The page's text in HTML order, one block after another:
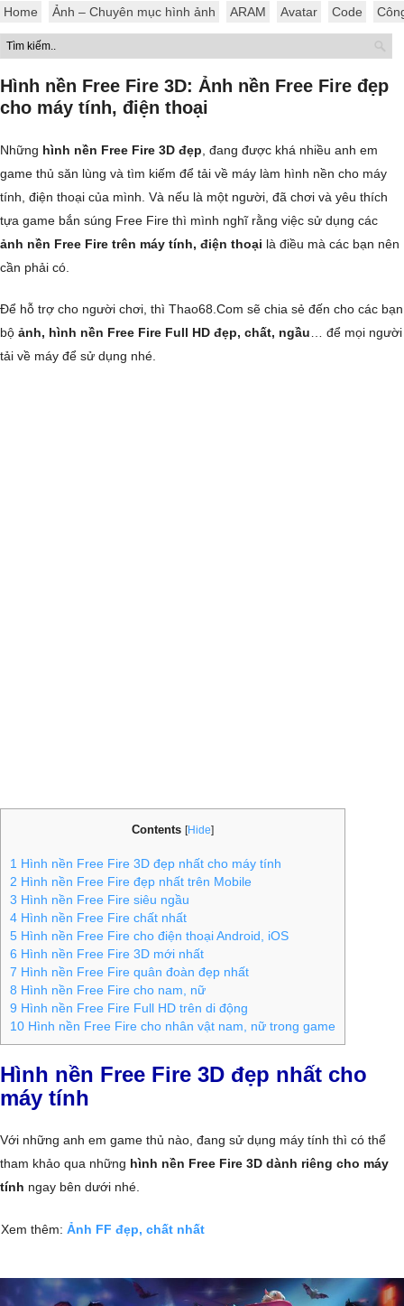
Home Ảnh – Chuyên mục hình ảnh ARAM Avatar Code
Hình nền Free Fire 3D: Ảnh nền Free Fire đẹp
cho máy tính, điện thoại
Những hình nền Free Fire 3D đẹp , đang được khá nhiều anh em
game thủ săn lùng và tìm kiếm để tải về máy làm hình nền cho máy
tính, điện thoại của mình. Và nếu là một người, đã chơi và yêu thích
tựa game bắn súng Free Fire thì mình nghĩ rằng việc sử dụng các
ảnh nền Free Fire trên máy tính, điện thoại là điều mà các bạn nên
cần phải có.
Để hỗ trợ cho người chơi, thì Thao68.Com sẽ chia sẻ đến cho các bạn
bộ ảnh, hình nền Free Fire Full HD đẹp, chất, ngầu … để mọi người
tải về máy để sử dụng nhé.
Contents [Hide]
1 Hình nền Free Fire 3D đẹp nhất cho máy tính
2 Hình nền Free Fire đẹp nhất trên Mobile
3 Hình nền Free Fire siêu ngầu
4 Hình nền Free Fire chất nhất
5 Hình nền Free Fire cho điện thoại Android, iOS
6 Hình nền Free Fire 3D mới nhất
7 Hình nền Free Fire quân đoàn đẹp nhất
8 Hình nền Free Fire cho nam, nữ
9 Hình nền Free Fire Full HD trên di động
10 Hình nền Free Fire cho nhân vật nam, nữ trong game
Hình nền Free Fire 3D đẹp nhất cho
máy tính
Với những anh em game thủ nào, đang sử dụng máy tính thì có thể
tham khảo qua những hình nền Free Fire 3D dành riêng cho máy
tính ngay bên dưới nhé.
Xem thêm: Ảnh FF đẹp, chất nhất